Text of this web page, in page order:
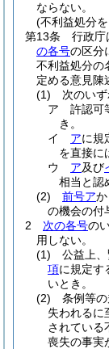
ならない。
(不利益処分
第13条
行政庁
の各号の区分
不利益処分の
定める意見陳
(1)
次のい
ア
許認可
き。
イ
アに規
を直接に
ウ
ア及び
相当と認
(2)
前号アか
の機会の付
2
次の各号の
用しない。
(1)
公益上
項に規定す
いとき。
(2)
条例等
失われるに
されている
喪失の事実